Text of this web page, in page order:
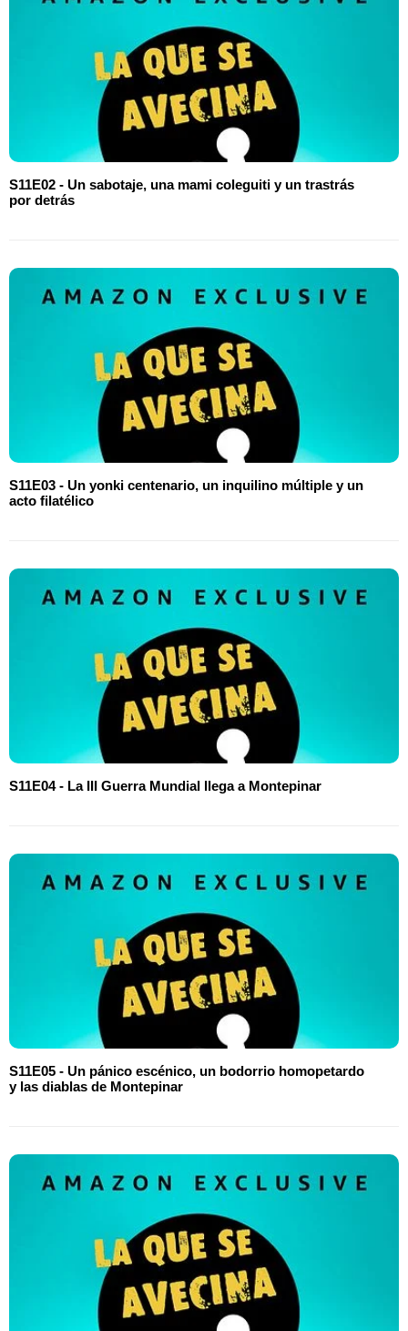
S11E02 - Un sabotaje, una mami coleguiti y un trastrás
por detrás
S11E03 - Un yonki centenario, un inquilino múltiple y un
acto filatélico
S11E04 - La III Guerra Mundial llega a Montepinar
S11E05 - Un pánico escénico, un bodorrio homopetardo
y las diablas de Montepinar